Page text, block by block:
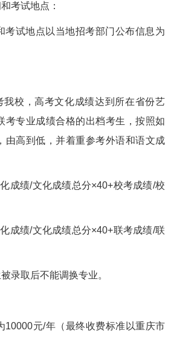
考试地点：
考试地点以当地招考部门公布信息为
我校，高考文化成绩达到所在省份艺
考专业成绩合格的出档考生，按照如
由高到低，并着重参考外语和语文成
成绩/文化成绩总分×40+校考成绩/校
成绩/文化成绩总分×40+联考成绩/联
录取后不能调换专业。
10000元/年（最终收费标准以重庆市